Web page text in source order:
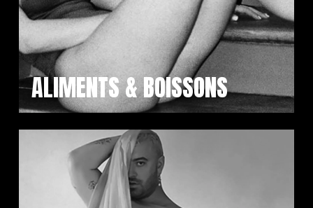
ALIMENTS & BOISSONS